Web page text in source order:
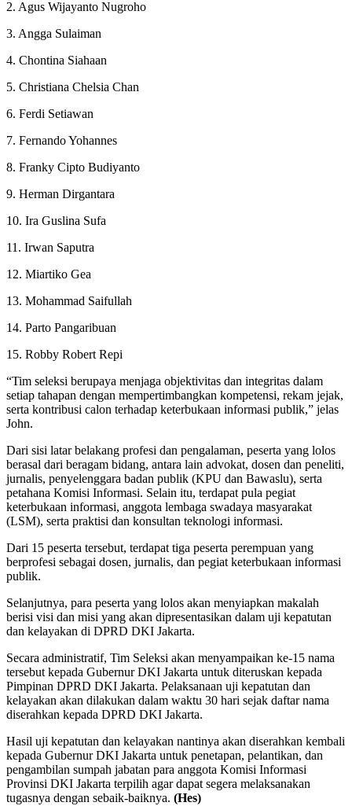
2. Agus Wijayanto Nugroho
3. Angga Sulaiman
4. Chontina Siahaan
5. Christiana Chelsia Chan
6. Ferdi Setiawan
7. Fernando Yohannes
8. Franky Cipto Budiyanto
9. Herman Dirgantara
10. Ira Guslina Sufa
11. Irwan Saputra
12. Miartiko Gea
13. Mohammad Saifullah
14. Parto Pangaribuan
15. Robby Robert Repi
“Tim seleksi berupaya menjaga objektivitas dan integritas dalam
setiap tahapan dengan mempertimbangkan kompetensi, rekam jejak,
serta kontribusi calon terhadap keterbukaan informasi publik,” jelas
John.
Dari sisi latar belakang profesi dan pengalaman, peserta yang lolos
berasal dari beragam bidang, antara lain advokat, dosen dan peneliti,
jurnalis, penyelenggara badan publik (KPU dan Bawaslu), serta
petahana Komisi Informasi. Selain itu, terdapat pula pegiat
keterbukaan informasi, anggota lembaga swadaya masyarakat
(LSM), serta praktisi dan konsultan teknologi informasi.
Dari 15 peserta tersebut, terdapat tiga peserta perempuan yang
berprofesi sebagai dosen, jurnalis, dan pegiat keterbukaan informasi
publik.
Selanjutnya, para peserta yang lolos akan menyiapkan makalah
berisi visi dan misi yang akan dipresentasikan dalam uji kepatutan
dan kelayakan di DPRD DKI Jakarta.
Secara administratif, Tim Seleksi akan menyampaikan ke-15 nama
tersebut kepada Gubernur DKI Jakarta untuk diteruskan kepada
Pimpinan DPRD DKI Jakarta. Pelaksanaan uji kepatutan dan
kelayakan akan dilakukan dalam waktu 30 hari sejak daftar nama
diserahkan kepada DPRD DKI Jakarta.
Hasil uji kepatutan dan kelayakan nantinya akan diserahkan kembali
kepada Gubernur DKI Jakarta untuk penetapan, pelantikan, dan
pengambilan sumpah jabatan para anggota Komisi Informasi
Provinsi DKI Jakarta terpilih agar dapat segera melaksanakan
tugasnya dengan sebaik-baiknya. (Hes)